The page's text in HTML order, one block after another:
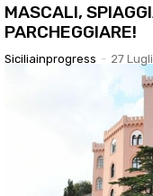
MASCALI,
PARCHEGGIARE!
Siciliainprogress - 27